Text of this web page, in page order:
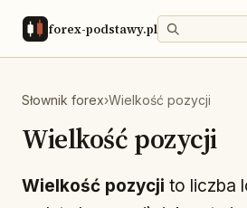
forex-podstawy.pl
Słownik forex›Wielkość pozycji
Wielkość pozycji
Wielkość pozycji to liczba